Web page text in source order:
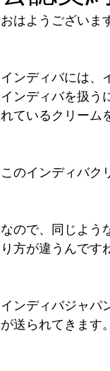
おはようございま
インディバには、
インディバを扱う
れているクリーム
このインディバク
なので、同じよう
り方が違うんです
インディバジャパ
が送られてきます。